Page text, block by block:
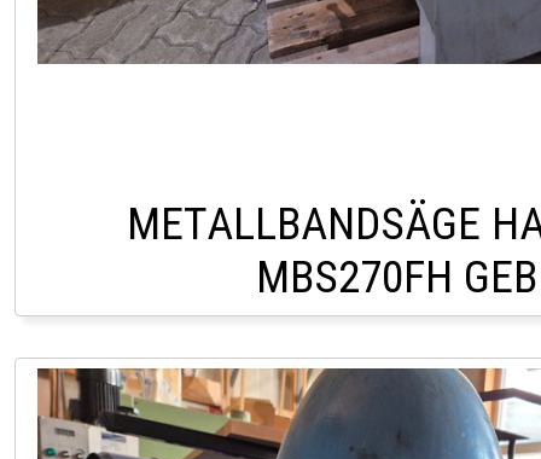
METALLBANDSÄGE
MBS270FH